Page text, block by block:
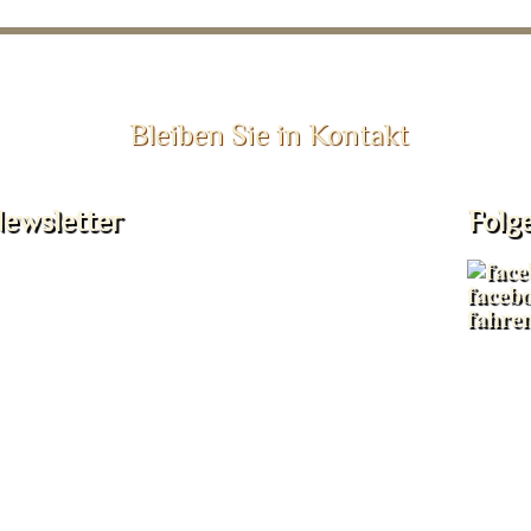
Bleiben Sie in Kontakt